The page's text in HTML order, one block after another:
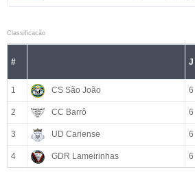
Classificacão
# J
1 CS São João 6
2 CC Barrô 6
3 UD Cariense 6
4 GDR Lameirinhas 6